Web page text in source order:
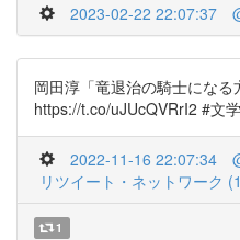
2023-02-22 22:07:37
岡田淳「竜退治の騎士にな
https://t.co/uJUcQVRrI2 #文学
2022-11-16 22:07:34
リツイート・ネットワーク
1